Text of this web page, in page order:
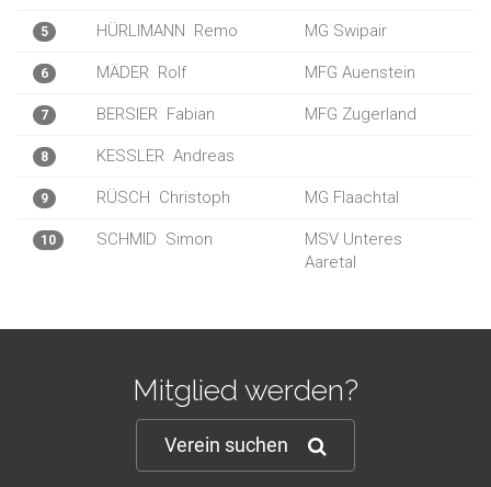
5 HÜRLIMANN Remo MG Swipair
6 MÄDER Rolf MFG Auenstein
7 BERSIER Fabian MFG Zugerland
8 KESSLER Andreas
9 RÜSCH Christoph MG Flaachtal
10 SCHMID Simon
MSV Unteres
Aaretal
Mitglied werden?
Verein suchen